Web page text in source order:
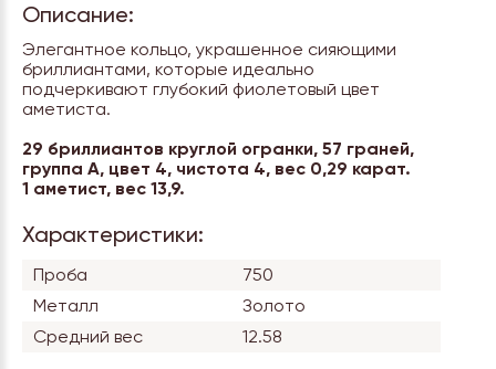
Описание:
Элегантное кольцо, украшенное сияющими
бриллиантами, которые идеально
подчеркивают глубокий фиолетовый цвет
аметиста.
29 бриллиантов круглой огранки, 57 граней,
группа А, цвет 4, чистота 4, вес 0,29 карат.
1 аметист, вес 13,9.
Характеристики:
Проба
750
Металл
Золото
Средний вес
12.58